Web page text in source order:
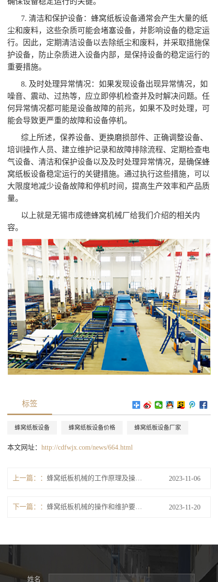
7. 清洁和保护设备：蜂窝纸板设备通常会产生大量的纸
尘和废料，这些杂质可能会堵塞设备，并影响设备的稳定运
行。因此，定期清洁设备以去除纸尘和废料，并采取措施保
护设备，防止杂质进入设备内部，是保持设备的稳定运行的
重要措施。
8. 及时处理异常情况：如果发现设备出现异常情况，如
噪音、震动、过热等，应立即停机检查并及时解决问题。任
何异常情况都可能是设备故障的前兆，如果不及时处理，可
能会导致更严重的故障和设备停机。
综上所述，保养设备、更换磨损部件、正确调整设备、
培训操作人员、建立维护记录和故障排除流程、定期检查电
气设备、清洁和保护设备以及及时处理异常情况，是确保蜂
窝纸板设备稳定运行的关键措施。通过执行这些措施，可以
大限度地减少设备故障和停机时间，提高生产效率和产品质
量。
以上就是无锡市成德蜂窝机械厂给我们介绍的相关内
容。
标签
蜂窝纸板设备 蜂窝纸板设备价格 蜂窝纸板设备厂家
本文网址： http://cdfwjx.com/news/664.html
上一篇： 2023-11-06
下一篇： 2023-11-20
姓名